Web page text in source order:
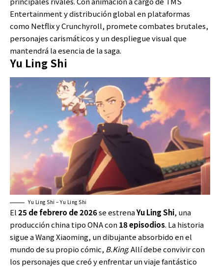
Entertainment y distribución global en plataformas
como Netflix y Crunchyroll, promete combates brutales,
personajes carismáticos y un despliegue visual que
mantendrá la esencia de la saga.
Yu Ling Shi
Yu Ling Shi – Yu Ling Shi
El25 de febrero de 2026se estrenaYu Ling Shi, una
producción china tipo ONA con18 episodios. La historia
sigue a Wang Xiaoming, un dibujante absorbido en el
mundo de su propio cómic, B.King. Allí debe convivir con
los personajes que creó y enfrentar un viaje fantástico